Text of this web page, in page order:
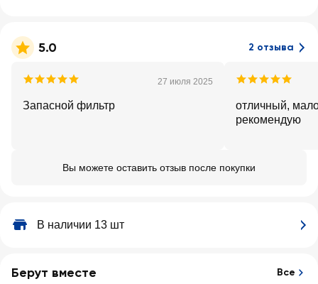
5.0 2 отзыва
27 июля 2025
Запасной фильтр
отличный,
рекомендую
Вы можете оставить отзыв после покупки
В наличии 13 шт
Берут вместе Все